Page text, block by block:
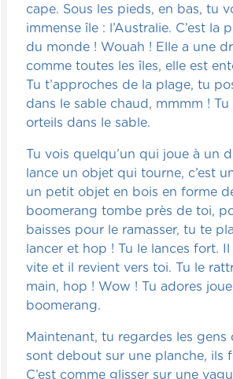
cape. Sous les pieds, en bas, tu
immense île : l’Australie. C’est la
du monde ! Wouah ! Elle a une
comme toutes les îles, elle est
Tu t’approches de la plage, tu
dans le sable chaud, mmmm ! Tu
orteils dans le sable.
Tu vois quelqu’un qui joue à un
lance un objet qui tourne, c’est
un petit objet en bois en forme
boomerang tombe près de toi,
baisses pour le ramasser, tu te
lancer et hop ! Tu le lances fort.
vite et il revient vers toi. Tu le
main, hop ! Wow ! Tu adores
boomerang.
Maintenant, tu regardes les gens
sont debout sur une planche, ils
C’est comme glisser sur une